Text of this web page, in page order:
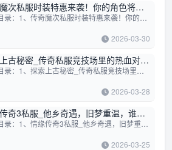
次私服时装特惠来袭！你的角色将如
升级(揭秘传奇私服爆率文件_如何获
2026-03-30
古秘密_传奇私服竞技场里的热血对决
妈在传奇私服中偏爱神佑装备)
2026-03-28
奇3私服_他乡奇遇，旧梦重温，谁在
等待那份不渝的情缘(解锁传奇之旅_
2026-03-25